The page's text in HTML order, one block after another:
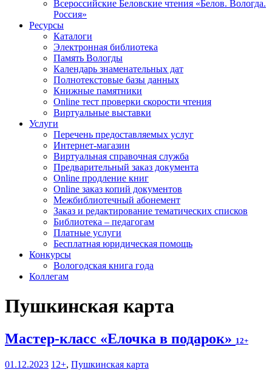
Всероссийские Беловские чтения «Белов. Вологда.
Россия»
Ресурсы
Каталоги
Электронная библиотека
Память Вологды
Календарь знаменательных дат
Полнотекстовые базы данных
Книжные памятники
Online тест проверки скорости чтения
Виртуальные выставки
Услуги
Перечень предоставляемых услуг
Интернет-магазин
Виртуальная справочная служба
Предварительный заказ документа
Online продление книг
Online заказ копий документов
Межбиблиотечный абонемент
Заказ и редактирование тематических списков
Библиотека – педагогам
Платные услуги
Бесплатная юридическая помощь
Конкурсы
Вологодская книга года
Коллегам
Пушкинская карта
Мастер-класс «Елочка в подарок» 12+
01.12.2023 12+, Пушкинская карта